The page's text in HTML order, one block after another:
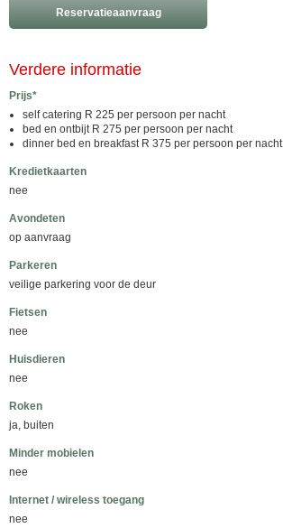
Reservatieaanvraag
Verdere informatie
Prijs*
self catering R 225 per persoon per nacht
bed en ontbijt R 275 per persoon per nacht
dinner bed en breakfast R 375 per persoon per nacht
Kredietkaarten
nee
Avondeten
op aanvraag
Parkeren
veilige parkering voor de deur
Fietsen
nee
Huisdieren
nee
Roken
ja, buiten
Minder mobielen
nee
Internet / wireless toegang
nee